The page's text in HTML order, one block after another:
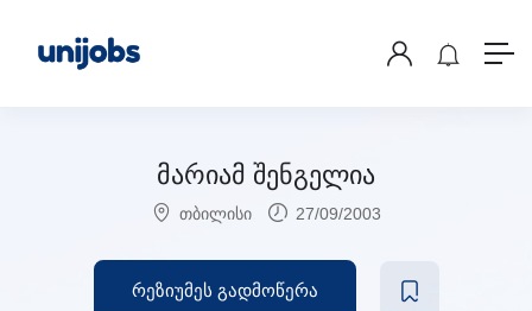
მარიამ შენგელია
თბილისი 27/09/2003
რეზიუმეს გადმოწერა